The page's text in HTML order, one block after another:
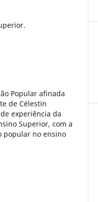
Popular afinada
de Célestin
experiência da
Superior, com a
popular no ensino